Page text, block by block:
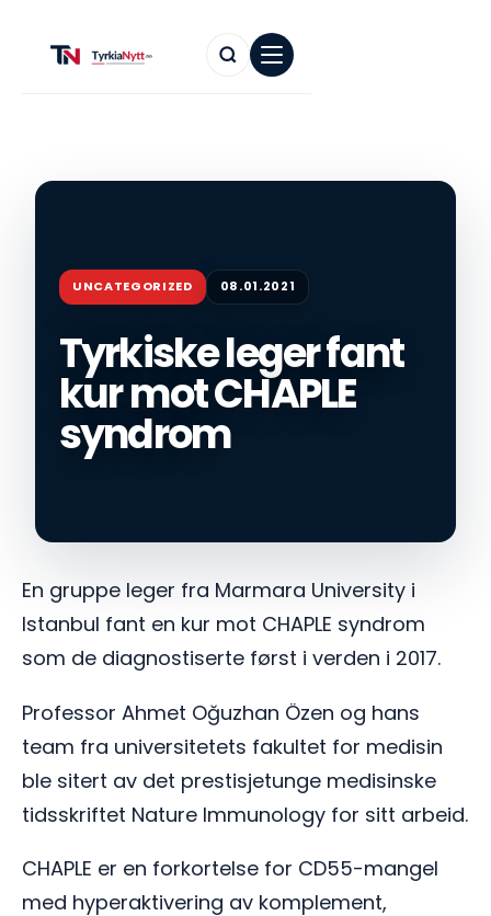
UNCATEGORIZED 08.01.2021
Tyrkiske leger fant
kur mot CHAPLE
syndrom
En gruppe leger fra Marmara University i
Istanbul fant en kur mot CHAPLE syndrom
som de diagnostiserte først i verden i 2017.
Professor Ahmet Oğuzhan Özen og hans
team fra universitetets fakultet for medisin
ble sitert av det prestisjetunge medisinske
tidsskriftet Nature Immunology for sitt arbeid.
CHAPLE er en forkortelse for CD55-mangel
med hyperaktivering av komplement,